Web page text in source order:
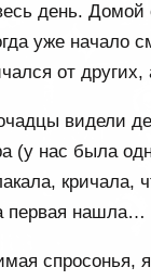
день. Домой
уже начало
от
видели
(у нас была
кричала,
первая нашла…
спросонья,